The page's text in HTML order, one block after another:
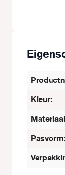
Kleur:
Pasvorm: